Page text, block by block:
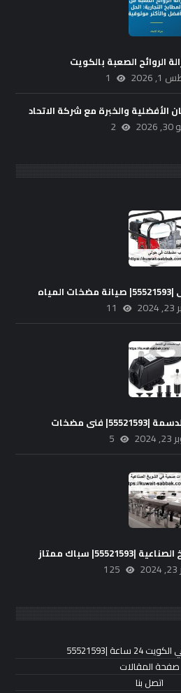
الروائح الصعبة بالكويت
2026
1
والخبرة مع شركة الاتحاد
2
11
فنى مضخات
5
سباك ممتاز
125
|55521593
صفحة المقالات
اتصل بنا